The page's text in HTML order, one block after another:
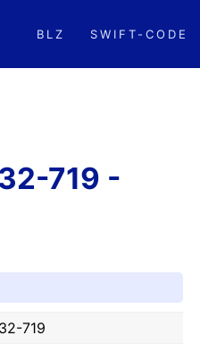
BLZ SWIFT-CODE
719 -
719